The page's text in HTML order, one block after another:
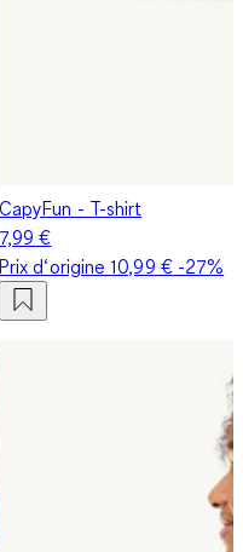
CapyFun - T-shirt
7,99 €
Prix d‘origine10,99 €-27%